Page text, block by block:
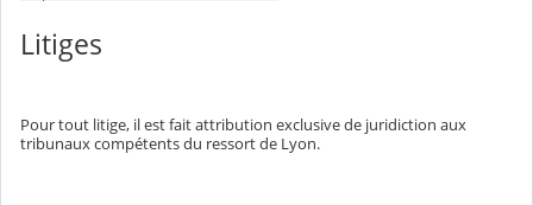
Litiges
Pour tout litige, il est fait attribution exclusive de juridiction aux
tribunaux compétents du ressort de Lyon.